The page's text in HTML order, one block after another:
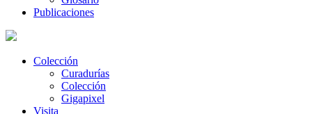
Publicaciones
Colección
Curadurías
Colección
Gigapixel
Visita